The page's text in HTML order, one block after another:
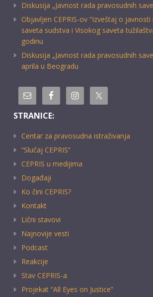
Diskusija „Javnost rada pravosudnih
Objavljen CEPRIS-ov “Izveštaj o
saveta sudstva i Visokog saveta
godinu
Diskusija „Javnost rada pravosudnih
aprila u Beogradu
STRANICE:
Centar za pravosudna istraživanja
“Slučaj CEPRIS”
CEPRIS u medijima
Događaji
Ko čini CEPRIS?
Kontakt
Lični stavovi
Najnovije vesti
Podcast
Reakcije
Stav CEPRIS-a
Projekat “All Eyes on Justice”